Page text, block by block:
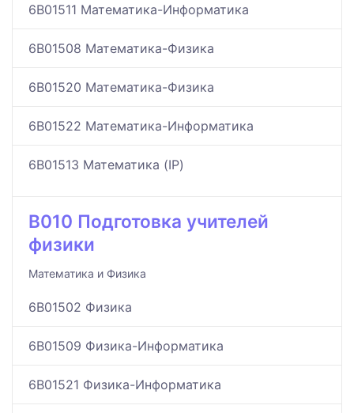
6B01511 Математика-Информатика
6B01508 Математика-Физика
6B01520 Математика-Физика
6B01522 Математика-Информатика
6B01513 Математика (IP)
B010 Подготовка учителей
физики
Математика и Физика
6B01502 Физика
6B01509 Физика-Информатика
6B01521 Физика-Информатика